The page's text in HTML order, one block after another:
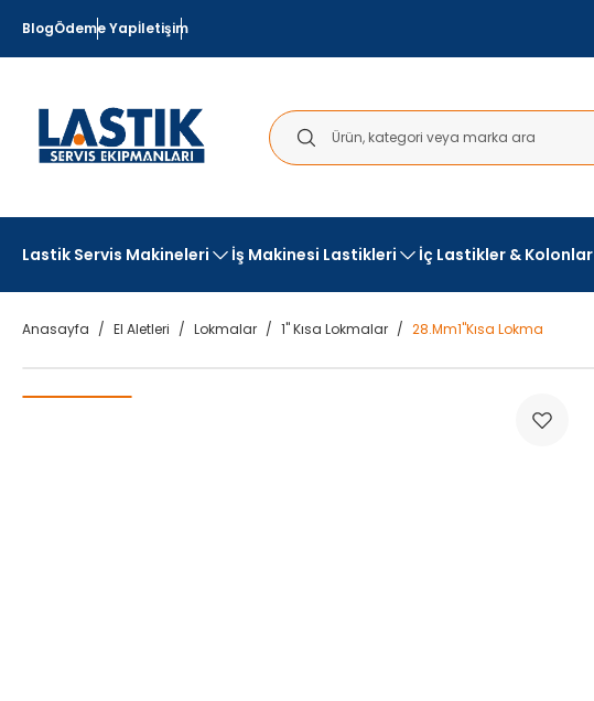
BlogÖdeme Yapİletişim
Lastik Servis Makineleri İş Makinesi Lastikleri İç Lastikler & Kolonlar
Anasayfa El Aletleri Lokmalar 1" Kısa Lokmalar 28.Mm1''Kısa Lokma